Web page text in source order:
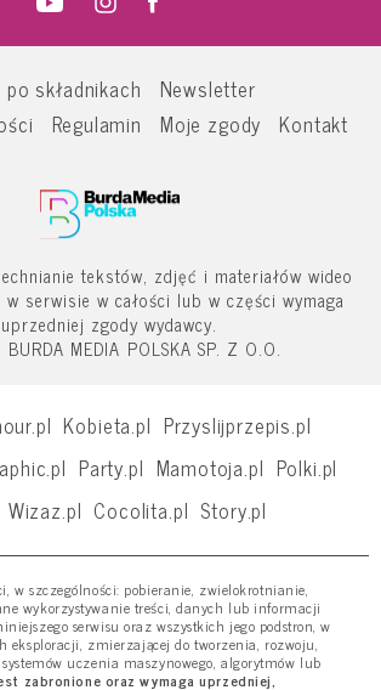
po składnikach
Newsletter
Regulamin Moje zgody Kontakt
tekstów, zdjęć i materiałów wideo
serwisie w całości lub w części wymaga
uprzedniej zgody wydawcy.
MEDIA POLSKA SP. Z O.O.
Kobieta.pl Przyslijprzepis.pl
Party.pl Mamotoja.pl Polki.pl
Wizaz.pl Cocolita.pl Story.pl
w szczególności: pobieranie, zwielokrotnianie,
wykorzystywanie treści, danych lub informacji
serwisu oraz wszystkich jego podstron, w
eksploracji, zmierzającej do tworzenia, rozwoju,
uczenia maszynowego, algorytmów lub
zabronione oraz wymaga uprzedniej,